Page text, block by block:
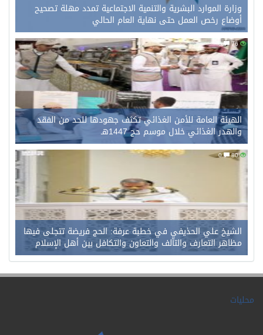
وزارة الموارد البشرية والتنمية الاجتماعية تمدد مهلة تصحيح
أوضاع رخص العمل حتى نهاية العام الحالي
76
0
الهيئة العامة للأمن الغذائي تكثف جهودها للحد من الفقد
والهدر الغذائي خلال موسم حج 1447هـ
80
0
الشيخ علي الحذيفي في خطبة عرفة: الحج فريضة تتجلى فيها
مظاهر التعارف والتآلف والتعاون والتكافل بين أهل الإسلام
محليات